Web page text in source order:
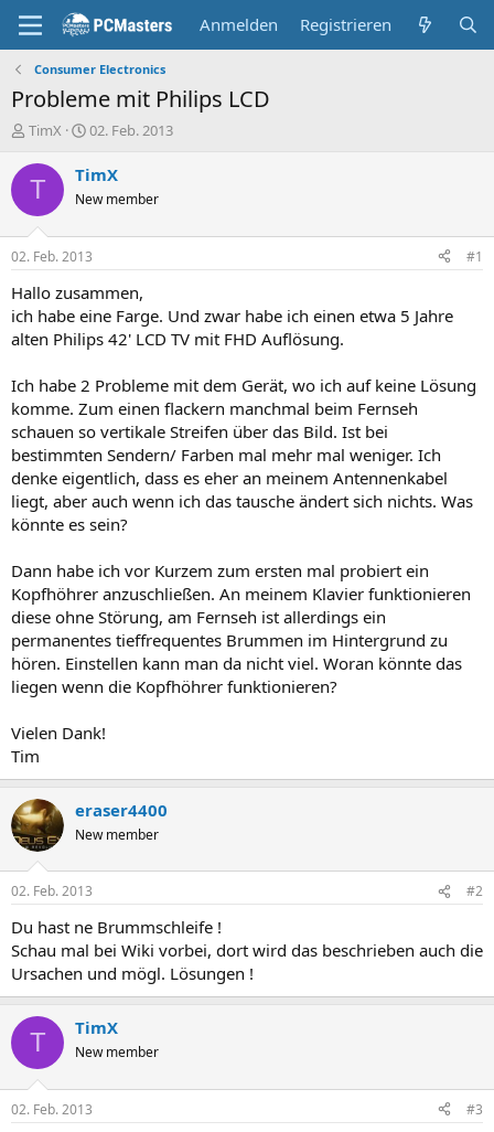
Anmelden Registrieren
Consumer Electronics
Probleme mit Philips LCD
E
s
t
e
r
TimX
E
s
e
l
t
a
m
02. Feb. 2013
T TimX
New member
02. Feb. 2013 #1
Hallo zusammen,
ich habe eine Farge. Und zwar habe ich einen etwa 5 Jahre
alten Philips 42' LCD TV mit FHD Auflösung.
Ich habe 2 Probleme mit dem Gerät, wo ich auf keine Lösung
komme. Zum einen flackern manchmal beim Fernseh
schauen so vertikale Streifen über das Bild. Ist bei
bestimmten Sendern/ Farben mal mehr mal weniger. Ich
denke eigentlich, dass es eher an meinem Antennenkabel
liegt, aber auch wenn ich das tausche ändert sich nichts. Was
könnte es sein?
Dann habe ich vor Kurzem zum ersten mal probiert ein
Kopfhöhrer anzuschließen. An meinem Klavier funktionieren
diese ohne Störung, am Fernseh ist allerdings ein
permanentes tieffrequentes Brummen im Hintergrund zu
hören. Einstellen kann man da nicht viel. Woran könnte das
liegen wenn die Kopfhöhrer funktionieren?
Vielen Dank!
Tim
eraser4400
New member
02. Feb. 2013 #2
Du hast ne Brummschleife !
Schau mal bei Wiki vorbei, dort wird das beschrieben auch die
Ursachen und mögl. Lösungen !
T TimX
New member
02. Feb. 2013 #3